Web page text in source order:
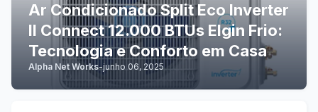
Ar Condicionado Split Eco Inverter
II Connect 12.000 BTUs Elgin Frio:
Tecnologia e Conforto em Casa
Alpha Net Works-junho 06, 2025